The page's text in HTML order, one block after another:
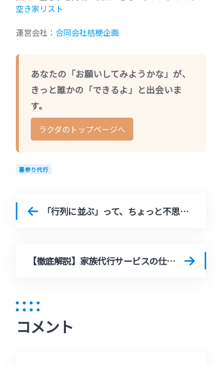
空き家リスト
運営会社： 合同会社桔梗企画
あなたの「お願いしてみようかな」が、
きっと誰かの「できるよ」と出会いま
す。
ラクダのトップページへ
墓参り代行
「行列に並ぶ」って、ちょっと不思議な時間だと思う。｜行列代行という選択肢
【徹底解説】家族代行サービスの仕組み・料金・選び方｜信頼できる業者の見極め方とは？
コメント